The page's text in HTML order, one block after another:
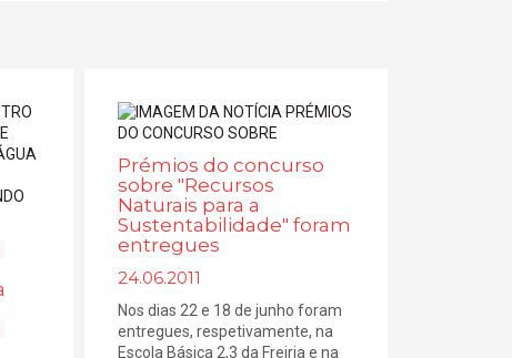
Prémios do concurso
sobre "Recursos
Naturais para a
Sustentabilidade" foram
entregues
24.06.2011
Nos dias 22 e 18 de junho foram
entregues, respetivamente, na
Escola Básica 2,3 da Freiria e na